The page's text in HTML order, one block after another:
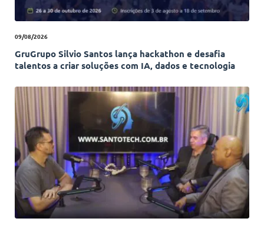
09/08/2026
GruGrupo Silvio Santos lança hackathon e desafia
talentos a criar soluções com IA, dados e tecnologia